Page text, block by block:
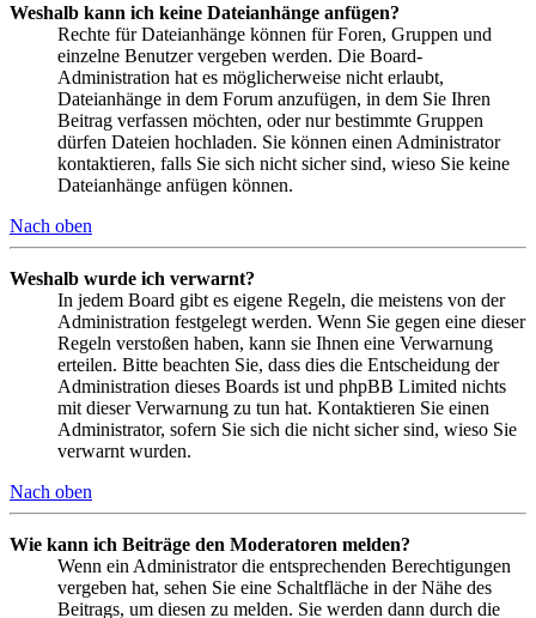
Weshalb kann ich keine Dateianhänge anfügen?
Rechte für Dateianhänge können für Foren, Gruppen und
einzelne Benutzer vergeben werden. Die Board-
Administration hat es möglicherweise nicht erlaubt,
Dateianhänge in dem Forum anzufügen, in dem Sie Ihren
Beitrag verfassen möchten, oder nur bestimmte Gruppen
dürfen Dateien hochladen. Sie können einen Administrator
kontaktieren, falls Sie sich nicht sicher sind, wieso Sie keine
Dateianhänge anfügen können.
Nach oben
Weshalb wurde ich verwarnt?
In jedem Board gibt es eigene Regeln, die meistens von der
Administration festgelegt werden. Wenn Sie gegen eine dieser
Regeln verstoßen haben, kann sie Ihnen eine Verwarnung
erteilen. Bitte beachten Sie, dass dies die Entscheidung der
Administration dieses Boards ist und phpBB Limited nichts
mit dieser Verwarnung zu tun hat. Kontaktieren Sie einen
Administrator, sofern Sie sich die nicht sicher sind, wieso Sie
verwarnt wurden.
Nach oben
Wie kann ich Beiträge den Moderatoren melden?
Wenn ein Administrator die entsprechenden Berechtigungen
vergeben hat, sehen Sie eine Schaltfläche in der Nähe des
Beitrags, um diesen zu melden. Sie werden dann durch die